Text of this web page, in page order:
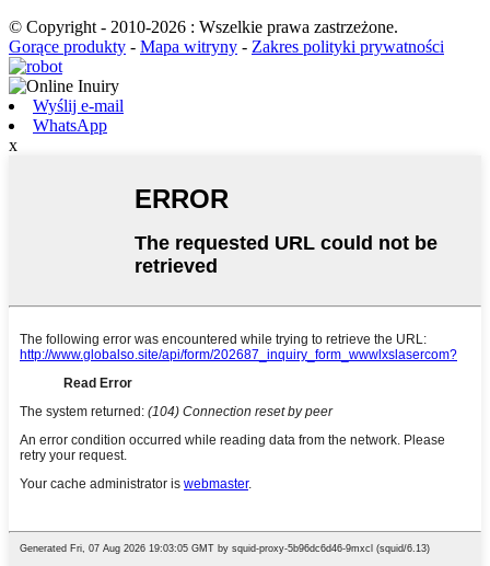
© Copyright - 2010-2026 : Wszelkie prawa zastrzeżone.
Gorące produkty - Mapa witryny - Zakres polityki prywatności
Wyślij e-mail
WhatsApp
x